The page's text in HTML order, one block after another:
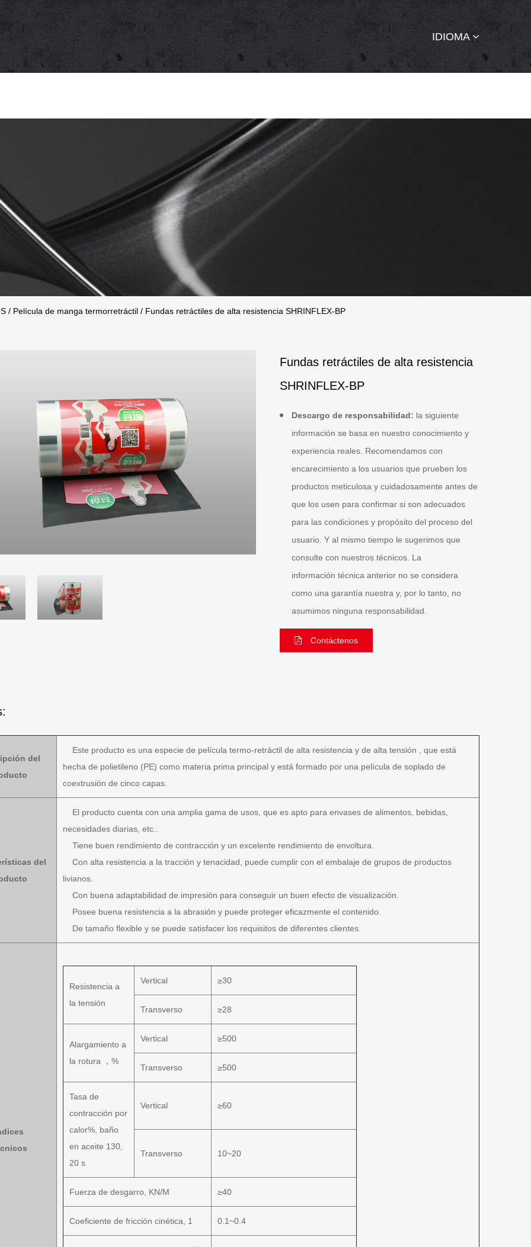
IDIOMA
/ Película de manga termorretráctil/ Fundas retráctiles de alta resistencia SHRINFLEX-BP
Fundas retráctiles de alta resistencia
SHRINFLEX-BP
Descargo de responsabilidad: la siguiente
información se basa en nuestro conocimiento y
experiencia reales. Recomendamos con
encarecimiento a los usuarios que prueben los
productos meticulosa y cuidadosamente antes de
que los usen para confirmar si son adecuados
para las condiciones y propósito del proceso del
usuario. Y al mismo tiempo le sugerimos que
consulte con nuestros técnicos. La
información técnica anterior no se considera
como una garantía nuestra y, por lo tanto, no
asumimos ninguna responsabilidad.
Contáctenos
del
Este producto es una especie de película termo-retráctil de alta resistencia y de alta tensión , que está
hecha de polietileno (PE) como materia prima principal y está formado por una película de soplado de
coextrusión de cinco capas.
del
El producto cuenta con una amplia gama de usos, que es apto para envases de alimentos, bebidas,
necesidades diarias, etc..
Tiene buen rendimiento de contracción y un excelente rendimiento de envoltura.
Con alta resistencia a la tracción y tenacidad, puede cumplir con el embalaje de grupos de productos
livianos.
Con buena adaptabilidad de impresión para conseguir un buen efecto de visualización.
Posee buena resistencia a la abrasión y puede proteger eficazmente el contenido.
De tamaño flexible y se puede satisfacer los requisitos de diferentes clientes.
Resistencia a
la tensión
Vertical ≥30
Transverso ≥28
Alargamiento a
la rotura ，%
Vertical ≥500
Transverso ≥500
Tasa de
contracción por
calor%, baño
en aceite 130,
20 s
Vertical ≥60
Transverso 10~20
Fuerza de desgarro, KN/M ≥40
Coeficiente de fricción cinética, 1 0.1~0.4